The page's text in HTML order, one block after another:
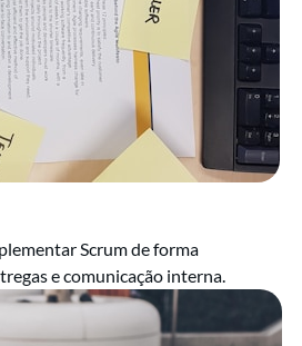
Scrum de forma
e comunicação interna.